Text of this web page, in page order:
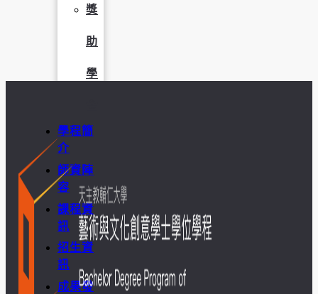
獎
助
學
學程簡
介
師資陣
容
課程資
訊
招生資
訊
成果發